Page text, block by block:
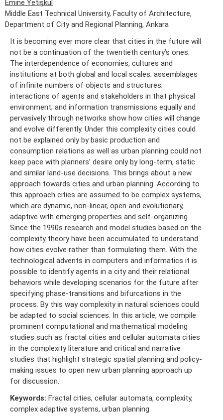
Emine Yetişkul
Middle East Technical University, Faculty of Architecture,
Department of City and Regional Planning, Ankara
It is becoming ever more clear that cities in the future will
not be a continuation of the twentieth century’s ones.
The interdependence of economies, cultures and
institutions at both global and local scales; assemblages
of infinite numbers of objects and structures;
interactions of agents and stakeholders in that physical
environment; and information transmissions equally and
pervasively through networks show how cities will change
and evolve differently. Under this complexity cities could
not be explained only by basic production and
consumption relations as well as urban planning could not
keep pace with planners’ desire only by long-term, static
and similar land-use decisions. This brings about a new
approach towards cities and urban planning. According to
this approach cities are assumed to be complex systems,
which are dynamic, non-linear, open and evolutionary,
adaptive with emerging properties and self-organizing.
Since the 1990s research and model studies based on the
complexity theory have been accumulated to understand
how cities evolve rather than formulating them. With the
technological advents in computers and informatics it is
possible to identify agents in a city and their relational
behaviors while developing scenarios for the future after
specifying phase-transitions and bifurcations in the
process. By this way complexity in natural sciences could
be adapted to social sciences. In this article, we compile
prominent computational and mathematical modeling
studies such as fractal cities and cellular automata cities
in the complexity literature and critical and narrative
studies that highlight strategic spatial planning and policy-
making issues to open new urban planning approach up
for discussion.
Keywords: Fractal cities, cellular automata, complexity,
complex adaptive systems, urban planning.